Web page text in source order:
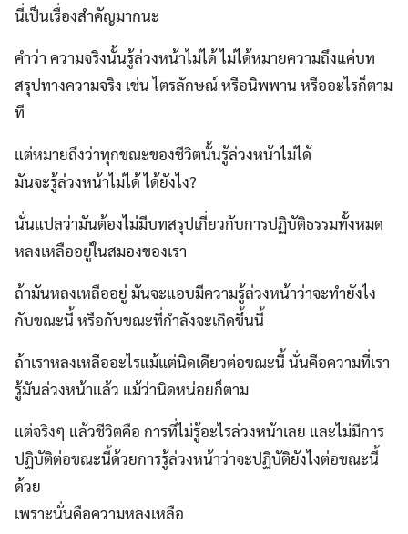
นี่เป็นเรื่องสำคัญมากนะ
คำว่า ความจริงนั้นรู้ล่วงหน้าไม่ได้ ไม่ได้หมายความถึงแค่บท
สรุปทางความจริง เช่น ไตรลักษณ์ หรือนิพพาน หรืออะไรก็ตาม
ที
แต่หมายถึงว่าทุกขณะของชีวิตนั้นรู้ล่วงหน้าไม่ได้
มันจะรู้ล่วงหน้าไม่ได้ ได้ยังไง?
นั่นแปลว่ามันต้องไม่มีบทสรุปเกี่ยวกับการปฏิบัติธรรมทั้งหมด
หลงเหลืออยู่ในสมองของเรา
ถ้ามันหลงเหลืออยู่ มันจะแอบมีความรู้ล่วงหน้าว่าจะทำยังไง
กับขณะนี้ หรือกับขณะที่กำลังจะเกิดขึ้นนี้
ถ้าเราหลงเหลืออะไรแม้แต่นิดเดียวต่อขณะนี้ นั่นคือความที่เรา
รู้มันล่วงหน้าแล้ว แม้ว่านิดหน่อยก็ตาม
แต่จริงๆ แล้วชีวิตคือ การที่ไม่รู้อะไรล่วงหน้าเลย และไม่มีการ
ปฏิบัติต่อขณะนี้ด้วยการรู้ล่วงหน้าว่าจะปฏิบัติยังไงต่อขณะนี้
ด้วย
เพราะนั่นคือความหลงเหลือ